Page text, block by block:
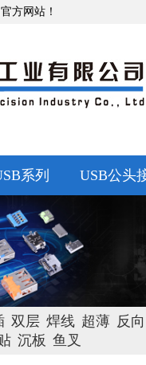
方网站！
系列 USB公头
双层 焊线 超薄 反向
沉板 鱼叉